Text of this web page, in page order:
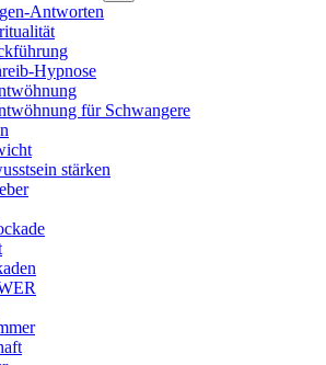
Antworten
Hypnose
für Schwangere
stärken